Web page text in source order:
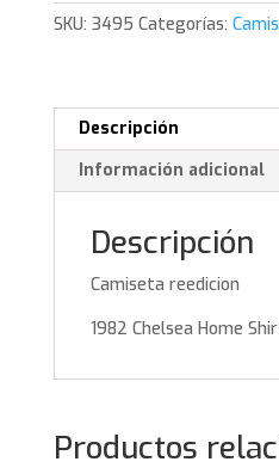
cantidad
SKU: 3495 Categorías:
Descripción
Información adicional
Descripción
Camiseta reedicion
1982 Chelsea Home
Productos